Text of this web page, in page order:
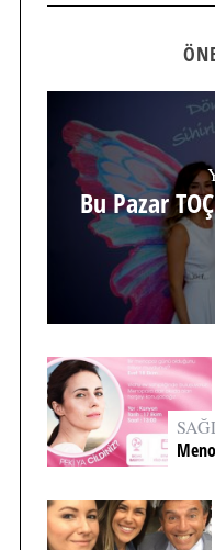
Bu Pazar